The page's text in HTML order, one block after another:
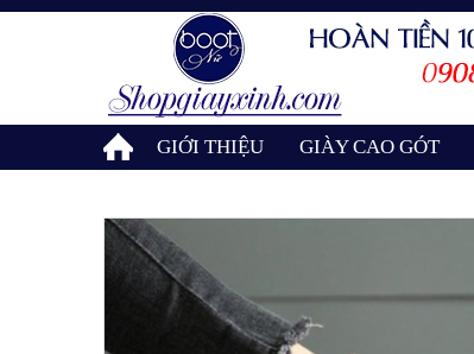
GIỚI THIỆU GIÀY CAO GÓT